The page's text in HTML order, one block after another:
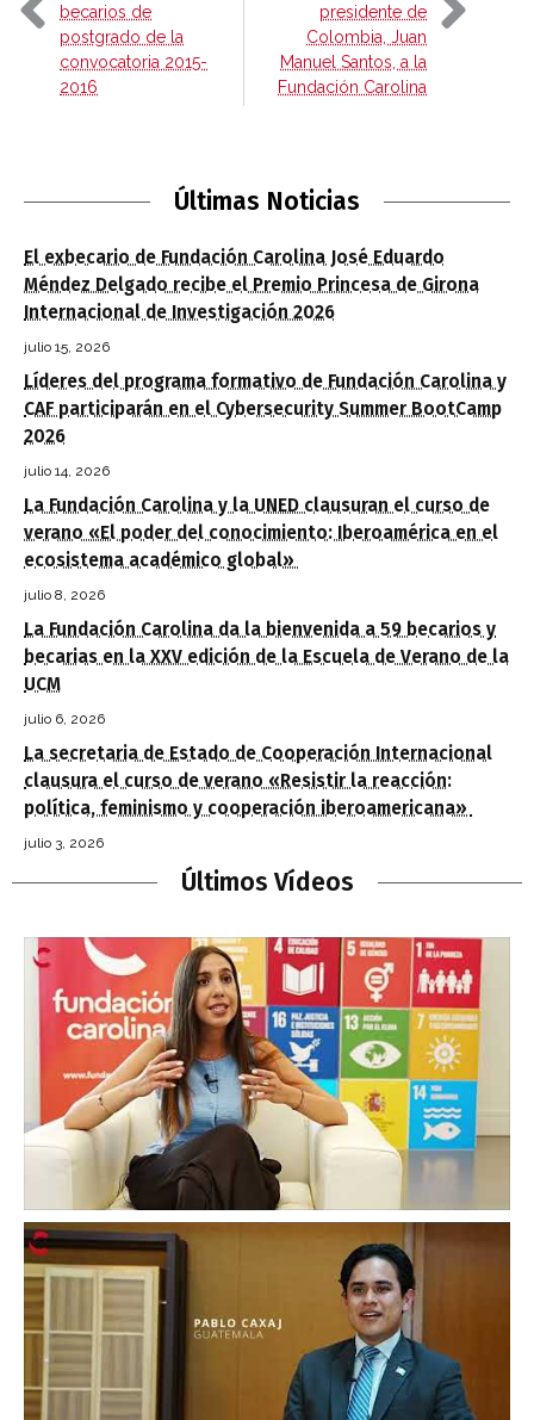
becarios de
postgrado de la
convocatoria 2015-
2016
presidente de
Colombia, Juan
Manuel Santos, a la
Fundación Carolina
Últimas Noticias
El exbecario de Fundación Carolina José Eduardo
Méndez Delgado recibe el Premio Princesa de Girona
Internacional de Investigación 2026
julio 15, 2026
Líderes del programa formativo de Fundación Carolina y
CAF participarán en el Cybersecurity Summer BootCamp
2026
julio 14, 2026
La Fundación Carolina y la UNED clausuran el curso de
verano «El poder del conocimiento: Iberoamérica en el
ecosistema académico global»
julio 8, 2026
La Fundación Carolina da la bienvenida a 59 becarios y
becarias en la XXV edición de la Escuela de Verano de la
UCM
julio 6, 2026
La secretaria de Estado de Cooperación Internacional
clausura el curso de verano «Resistir la reacción:
política, feminismo y cooperación iberoamericana»
julio 3, 2026
Últimos Vídeos